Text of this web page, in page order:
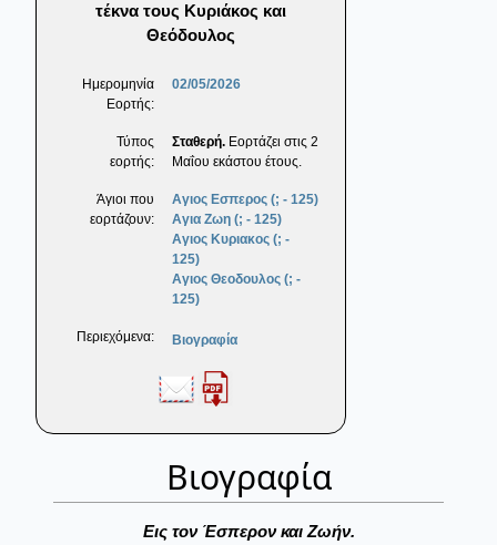
τέκνα τους Κυριάκος και
Θεόδουλος
Ημερομηνία
Εορτής:
02/05/2026
Τύπος
εορτής:
Σταθερή. Εορτάζει στις 2
Μαΐου εκάστου έτους.
Άγιοι που
εορτάζουν:
Αγιος Εσπερος (; - 125)
Αγια Ζωη (; - 125)
Αγιος Κυριακος (; -
125)
Αγιος Θεοδουλος (; -
125)
Περιεχόμενα: Βιογραφία
Βιογραφία
Eις τον Έσπερον και Ζωήν.